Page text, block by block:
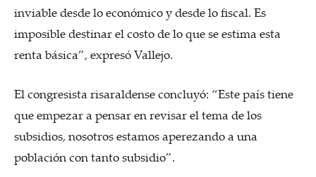
inviable desde lo económico y desde lo fiscal. Es
imposible destinar el costo de lo que se estima esta
renta básica”, expresó Vallejo.
El congresista risaraldense concluyó: “Este país tiene
que empezar a pensar en revisar el tema de los
subsidios, nosotros estamos aperezando a una
población con tanto subsidio”.